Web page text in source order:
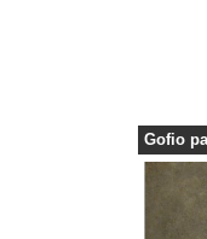
Gofio